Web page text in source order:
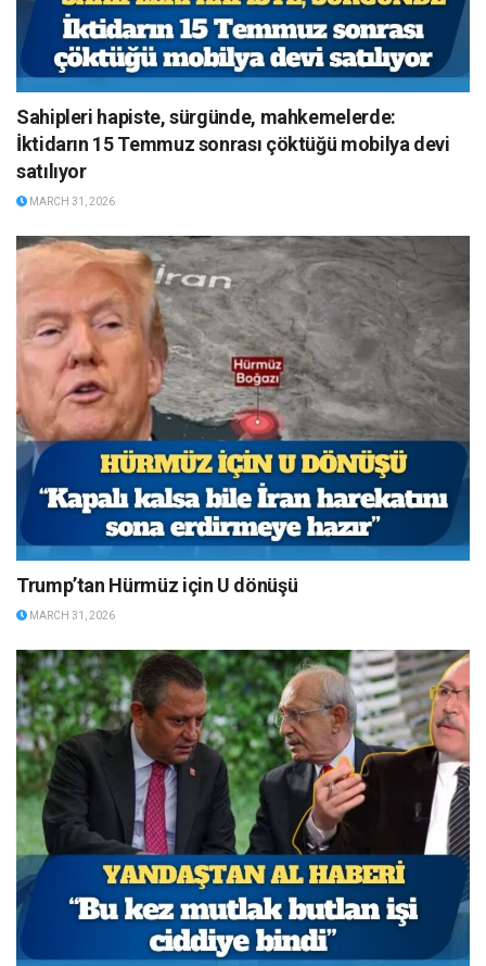
Sahipleri hapiste, sürgünde, mahkemelerde:
İktidarın 15 Temmuz sonrası çöktüğü mobilya devi
satılıyor
MARCH 31, 2026
Trump’tan Hürmüz için U dönüşü
MARCH 31, 2026